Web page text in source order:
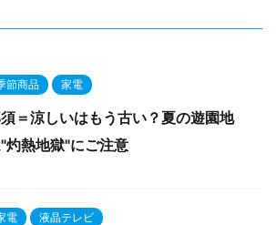
節商品 家電
＝涼しいはもう古い？夏の遊園地
灼熱地獄"にご注意
電 液晶テレビ